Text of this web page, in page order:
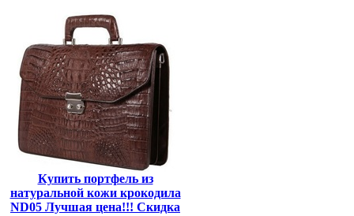
Купить портфель из
натуральной кожи крокодила
ND05 Лучшая цена!!! Скидка